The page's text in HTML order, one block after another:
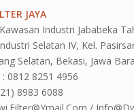
JAYA
Industri Jababeka
Selatan IV, Kel.
Selatan, Bekasi, Jawa
0812 8251 4956
8983 6088